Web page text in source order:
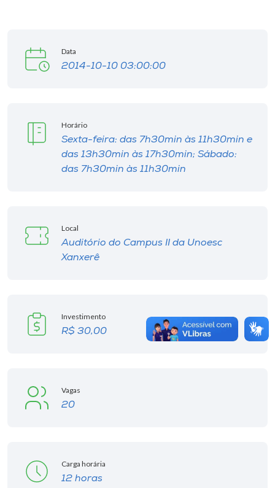
Data
2014-10-10 03:00:00
Horário
Sexta-feira: das 7h30min às 11h30min e
das 13h30min às 17h30min; Sábado:
das 7h30min às 11h30min
Local
Auditório do Campus II da Unoesc
Xanxerê
Investimento
R$ 30,00
Vagas
20
Carga horária
12 horas